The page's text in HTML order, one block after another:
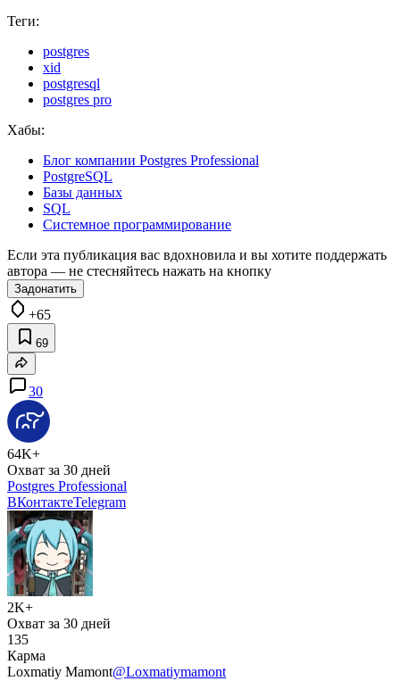
Теги:
postgres
xid
postgresql
postgres pro
Хабы:
Блог компании Postgres Professional
PostgreSQL
Базы данных
SQL
Системное программирование
Если эта публикация вас вдохновила и вы хотите поддержать
автора — не стесняйтесь нажать на кнопку
Задонатить
+65
69
30
64K+
Охват за 30 дней
Postgres Professional
ВКонтактеTelegram
2K+
Охват за 30 дней
135
Карма
Loxmatiy Mamont@Loxmatiymamont